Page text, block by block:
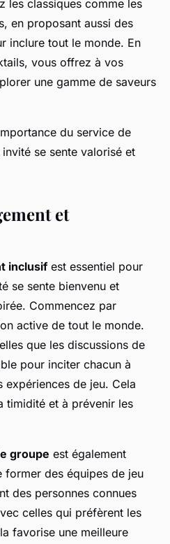
les classiques comme les
en proposant aussi des
inclure tout le monde. En
vous offrez à vos
une gamme de saveurs
du service de
se sente valorisé et
et
inclusifest essentiel pour
se sente bienvenu et
Commencez par
active de tout le monde.
que les discussions de
pour inciter chacun à
expériences de jeu. Cela
timidité et à prévenir les
groupe est également
des équipes de jeu
des personnes connues
celles qui préfèrent les
favorise une meilleure